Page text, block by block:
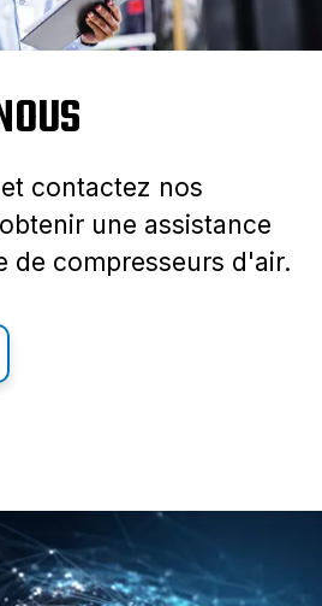
contactez nos
une assistance
de compresseurs d'air.